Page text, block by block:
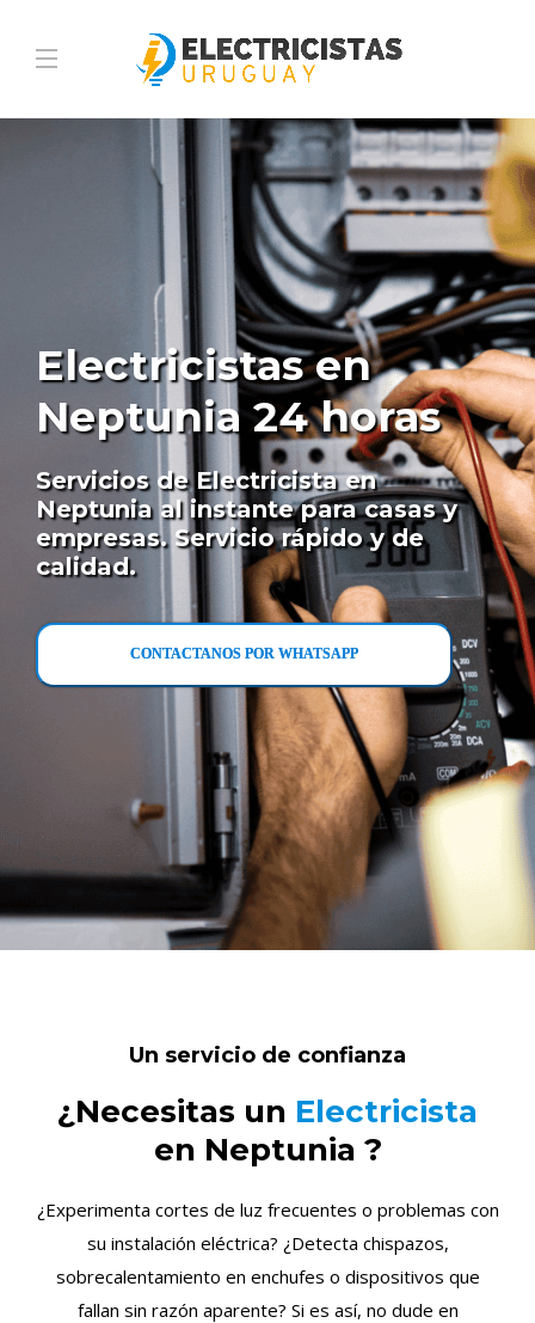
Electricistas en
Neptunia 24 horas
Servicios de Electricista en
Neptunia al instante para casas y
empresas. Servicio rápido y de
calidad.
CONTACTANOS POR WHATSAPP
Un servicio de confianza
¿Necesitas un Electricista
en Neptunia ?
¿Experimenta cortes de luz frecuentes o problemas con
su instalación eléctrica? ¿Detecta chispazos,
sobrecalentamiento en enchufes o dispositivos que
fallan sin razón aparente? Si es así, no dude en